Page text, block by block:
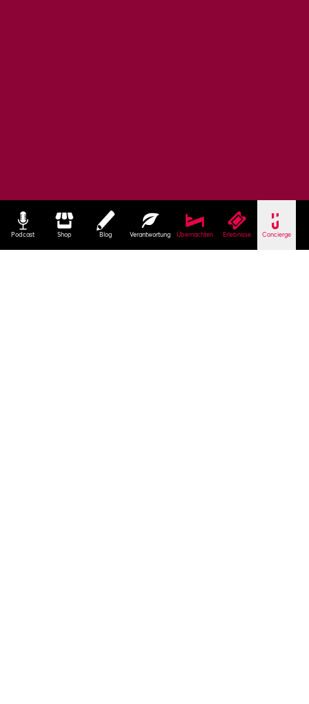
Podcast Shop Blog Verantwortung Übernachten Erlebnisse Concierge